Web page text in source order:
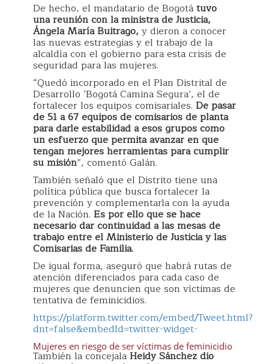
De hecho, el mandatario de Bogotátuvo
una reunión con la ministra de Justicia,
Ángela María Buitrago, y dieron a conocer
las nuevas estrategias y el trabajo de la
alcaldía con el gobierno para esta crisis de
seguridad para las mujeres.
“Quedó incorporado en el Plan Distrital de
Desarrollo ‘Bogotá Camina Segura’, el de
fortalecer los equipos comisariales. De pasar
de 51 a 67 equipos de comisarios de planta
para darle estabilidad a esos grupos como
un esfuerzo que permita avanzar en que
tengan mejores herramientas para cumplir
su misión”, comentó Galán.
También señaló que el Distrito tiene una
política pública que busca fortalecer la
prevención y complementarla con la ayuda
de la Nación. Es por ello que se hace
necesario dar continuidad a las mesas de
trabajo entre el Ministerio de Justicia y las
Comisarias de Familia.
De igual forma, aseguró que habrá rutas de
atención diferenciados para cada caso de
mujeres que denuncien que son víctimas de
tentativa de feminicidios.
https://platform.twitter.com/embed/Tweet.html?
dnt=false&embedId=twitter-widget-
Mujeres en riesgo de ser víctimas de feminicidio
También la concejalaHeidy Sánchez dio